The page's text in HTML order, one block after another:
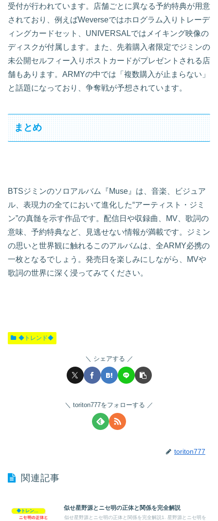
受付が行われています。店舗ごとに異なる予約特典が用意
されており、例えばWeverseではホログラム入りトレーデ
ィングカードセット、UNIVERSALではメイキング映像の
ディスクが付属します。また、先着購入者限定でジミンの
未公開セルフィー入りポストカードがプレゼントされる店
舗もあります。ARMYの中では「複数購入が止まらない」
と話題になっており、争奪戦が予想されています。
まとめ
BTSジミンのソロアルバム『Muse』は、音楽、ビジュア
ル、表現力の全てにおいて進化した“アーティスト・ジミ
ン”の真髄を示す作品です。配信日や収録曲、MV、歌詞の
意味、予約特典など、見逃せない情報が満載です。ジミン
の思いと世界観に触れるこのアルバムは、全ARMY必携の
一枚となるでしょう。発売日を楽しみにしながら、MVや
歌詞の世界に深く浸ってみてください。
◆トレンド◆
シェアする
toriton777をフォローする
toriton777
関連記事
似せ星野源とニセ明の正体と関係を完全解説
似せ星野源とニセ明の正体と関係を完全解説1. 星野源とニセ明を